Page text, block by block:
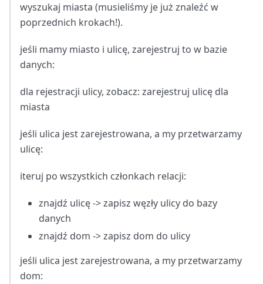
wyszukaj miasta (musieliśmy je już znaleźć w
poprzednich krokach!).
jeśli mamy miasto i ulicę, zarejestruj to w bazie
danych:
dla rejestracji ulicy, zobacz: zarejestruj ulicę dla
miasta
jeśli ulica jest zarejestrowana, a my przetwarzamy
ulicę:
iteruj po wszystkich członkach relacji:
znajdź ulicę -> zapisz węzły ulicy do bazy
danych
znajdź dom -> zapisz dom do ulicy
jeśli ulica jest zarejestrowana, a my przetwarzamy
dom: